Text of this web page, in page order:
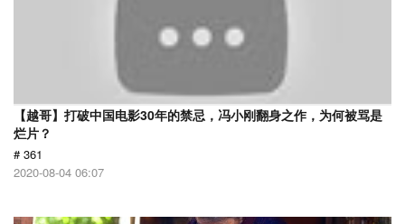
【越哥】打破中国电影30年的禁忌，冯小刚翻身之作，为何被骂是
烂片？
# 361
2020-08-04 06:07